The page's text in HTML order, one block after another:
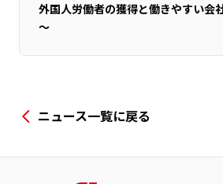
外国人労働者の獲得と働きやすい会
～
ニュース一覧に戻る